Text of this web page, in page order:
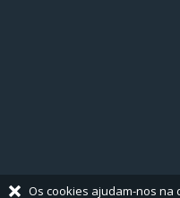
Os cookies ajudam-nos na